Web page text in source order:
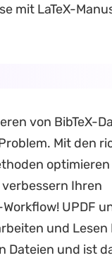
mit LaTeX-
von BibTeX-
Mit den
optimieren
Ihren
UPDF
und Lesen
Dateien und ist